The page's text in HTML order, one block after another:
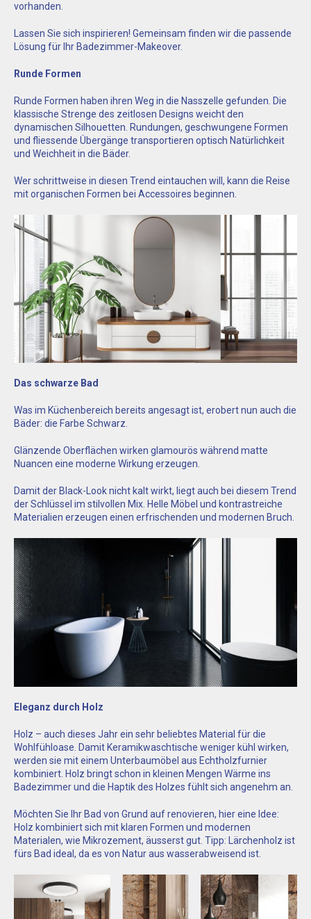
vorhanden.
Lassen Sie sich inspirieren! Gemeinsam finden wir die passende
Lösung für Ihr Badezimmer-Makeover.
Runde Formen
Runde Formen haben ihren Weg in die Nasszelle gefunden. Die
klassische Strenge des zeitlosen Designs weicht den
dynamischen Silhouetten. Rundungen, geschwungene Formen
und fliessende Übergänge transportieren optisch Natürlichkeit
und Weichheit in die Bäder.
Wer schrittweise in diesen Trend eintauchen will, kann die Reise
mit organischen Formen bei Accessoires beginnen.
Das schwarze Bad
Was im Küchenbereich bereits angesagt ist, erobert nun auch die
Bäder: die Farbe Schwarz.
Glänzende Oberflächen wirken glamourös während matte
Nuancen eine moderne Wirkung erzeugen.
Damit der Black-Look nicht kalt wirkt, liegt auch bei diesem Trend
der Schlüssel im stilvollen Mix. Helle Möbel und kontrastreiche
Materialien erzeugen einen erfrischenden und modernen Bruch.
Eleganz durch Holz
Holz – auch dieses Jahr ein sehr beliebtes Material für die
Wohlfühloase. Damit Keramikwaschtische weniger kühl wirken,
werden sie mit einem Unterbaumöbel aus Echtholzfurnier
kombiniert. Holz bringt schon in kleinen Mengen Wärme ins
Badezimmer und die Haptik des Holzes fühlt sich angenehm an.
Möchten Sie Ihr Bad von Grund auf renovieren, hier eine Idee:
Holz kombiniert sich mit klaren Formen und modernen
Materialen, wie Mikrozement, äusserst gut. Tipp: Lärchenholz ist
fürs Bad ideal, da es von Natur aus wasserabweisend ist.